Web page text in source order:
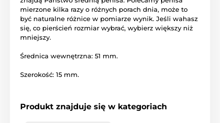
mierzone kilka razy o różnych porach dnia, może to
być naturalne różnice w pomiarze wynik. Jeśli wahasz
się, co pierścień rozmiar wybrać, wybierz większy niż
mniejszy.
Średnica wewnętrzna: 51 mm.
Szerokość: 15 mm.
Produkt znajduje się w kategoriach